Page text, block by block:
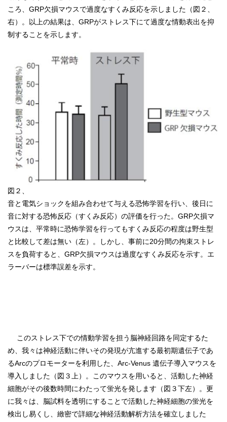
ころ、GRP欠損マウスで過度なすくみ反応を示しました（図２、
右）。以上の結果は、GRPがストレス下にて過度な情動表出を抑
制することを示します。
図２、
音と電気ショックを組み合わせて与える恐怖学習を行い、後日に
音に対する恐怖反応（すくみ反応）の評価を行った。GRP欠損マ
ウスは、平常時に恐怖学習を行ってもすくみ反応の程度は野生型
と比較して差は無い（左）。しかし、事前に20分間の拘束ストレ
スを負荷すると、GRP欠損マウスは過度なすくみ反応を示す。エ
ラーバーは標準誤差を示す。
このストレス下での情動学習を担う脳神経回路を同定するた
め、我々は神経活動に伴いその発現が亢進する最初期遺伝子であ
るArcのプロモーターを利用した、Arc-Venus 遺伝子導入マウスを
導入しました（図３上）。このマウスを用いると、活動した神経
細胞がその後数時間にわたって蛍光を発します（図３下左）。更
に我々は、脳試料を透明にすることで活動した神経細胞の蛍光を
検出し易くし、緻密で詳細な神経活動解析方法を確立しました